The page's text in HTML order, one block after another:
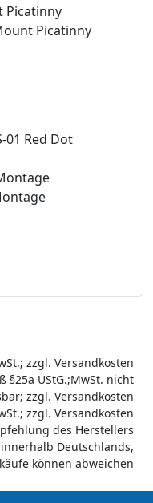
Picatinny
Picatinny
01 Red Dot
zzgl. Versandkosten
UStG.;MwSt. nicht
zzgl. Versandkosten
zzgl. Versandkosten
des Herstellers
Deutschlands,
können abweichen